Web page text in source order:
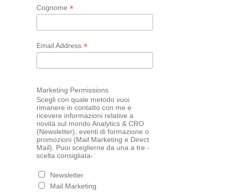
Cognome *
Email Address *
Marketing Permissions
Scegli con quale metodo vuoi
rimanere in contatto con me e
ricevere informazioni relative a
novità sul mondo Analytics & CRO
(Newsletter), eventi di formazione o
promozioni (Mail Marketing e Direct
Mail). Puoi sceglierne da una a tre -
scelta consigliata-
Newsletter
Mail Marketing